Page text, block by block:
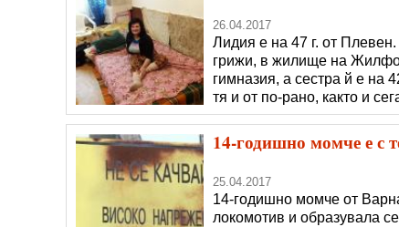
26.04.2017
Лидия е на 47 г. от
грижи, в жилище на
гимназия, а сестра й е на
тя и от по-рано, както и
да не се лишава от най-
голяма обич успяла да
14-годишно момче е с
25.04.2017
14-годишно момче от
локомотив и образувала